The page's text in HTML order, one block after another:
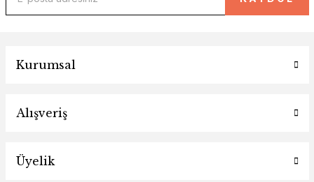
Kurumsal
Alışveriş
Üyelik